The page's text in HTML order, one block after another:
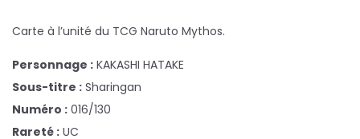
Carte à l’unité du TCG Naruto Mythos.
Personnage : KAKASHI HATAKE
Sous-titre : Sharingan
Numéro : 016/130
Rareté : UC